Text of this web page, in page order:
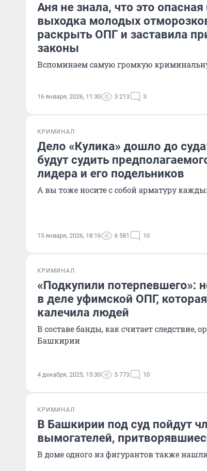
Аня не знала, что это
выходка молодых
раскрыть ОПГ и заставила
законы
Вспоминаем самую громкую
16 января, 2026, 11:30 3 213 3
КРИМИНАЛ
Дело «Кулика» дошло до
будут судить
лидера и его подельников
А вы тоже носите с собой арматуру
15 января, 2026, 18:16 6 581 10
КРИМИНАЛ
«Подкупили потерпевшего»:
в деле уфимской ОПГ,
калечила людей
В составе банды, как считает следствие,
Башкирии
4 декабря, 2025, 15:30 5 773 10
КРИМИНАЛ
В Башкирии под суд пойдут
вымогателей,
В доме одного из фигурантов также